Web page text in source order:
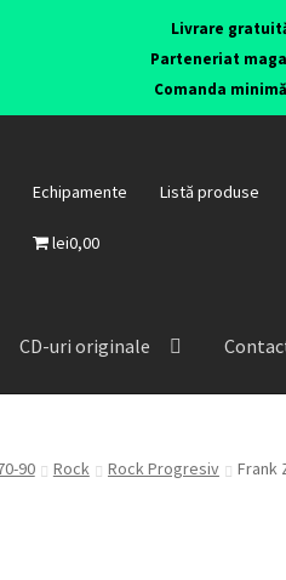
Livrare
Parteneriat
Comanda
Echipamente Listă produse
lei0,00
CD-uri originale
90 Rock Rock Progresiv Frank